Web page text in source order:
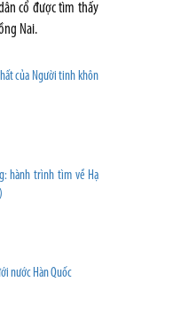
cổ được tìm thấy
Nai.
của Người tinh khôn
hành trình tìm về Hạ
nước Hàn Quốc